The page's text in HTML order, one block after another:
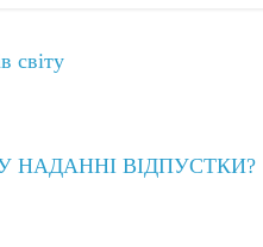
світу
НАДАННІ ВІДПУСТКИ?